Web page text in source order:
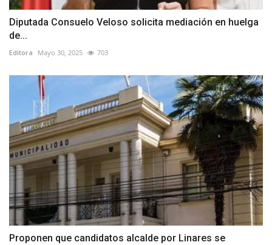
Diputada Consuelo Veloso solicita mediación en huelga
de...
Editora Mayo 30, 2025 703
Proponen que candidatos alcalde por Linares se